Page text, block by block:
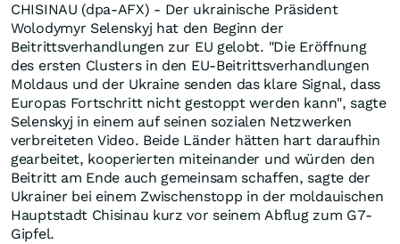
CHISINAU (dpa-AFX) - Der ukrainische Präsident
Wolodymyr Selenskyj hat den Beginn der
Beitrittsverhandlungen zur EU gelobt. "Die Eröffnung
des ersten Clusters in den EU-Beitrittsverhandlungen
Moldaus und der Ukraine senden das klare Signal, dass
Europas Fortschritt nicht gestoppt werden kann", sagte
Selenskyj in einem auf seinen sozialen Netzwerken
verbreiteten Video. Beide Länder hätten hart daraufhin
gearbeitet, kooperierten miteinander und würden den
Beitritt am Ende auch gemeinsam schaffen, sagte der
Ukrainer bei einem Zwischenstopp in der moldauischen
Hauptstadt Chisinau kurz vor seinem Abflug zum G7-
Gipfel.